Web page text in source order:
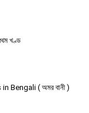
খণ্ড
Bengali ( অমর বানী )